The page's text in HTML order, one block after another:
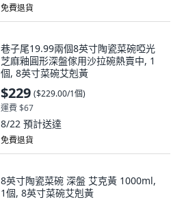
免費退貨
巷子尾19.99兩個8英寸陶瓷菜碗啞光
芝麻釉圓形深盤傢用沙拉碗熱賣中, 1
個, 8英寸菜碗艾剋黃
$229 ($229.00/1個)
運費 $67
8/22 預計送達
免費退貨
8英寸陶瓷菜碗 深盤 艾克黃 1000ml,
1個, 8英寸菜碗艾剋黃